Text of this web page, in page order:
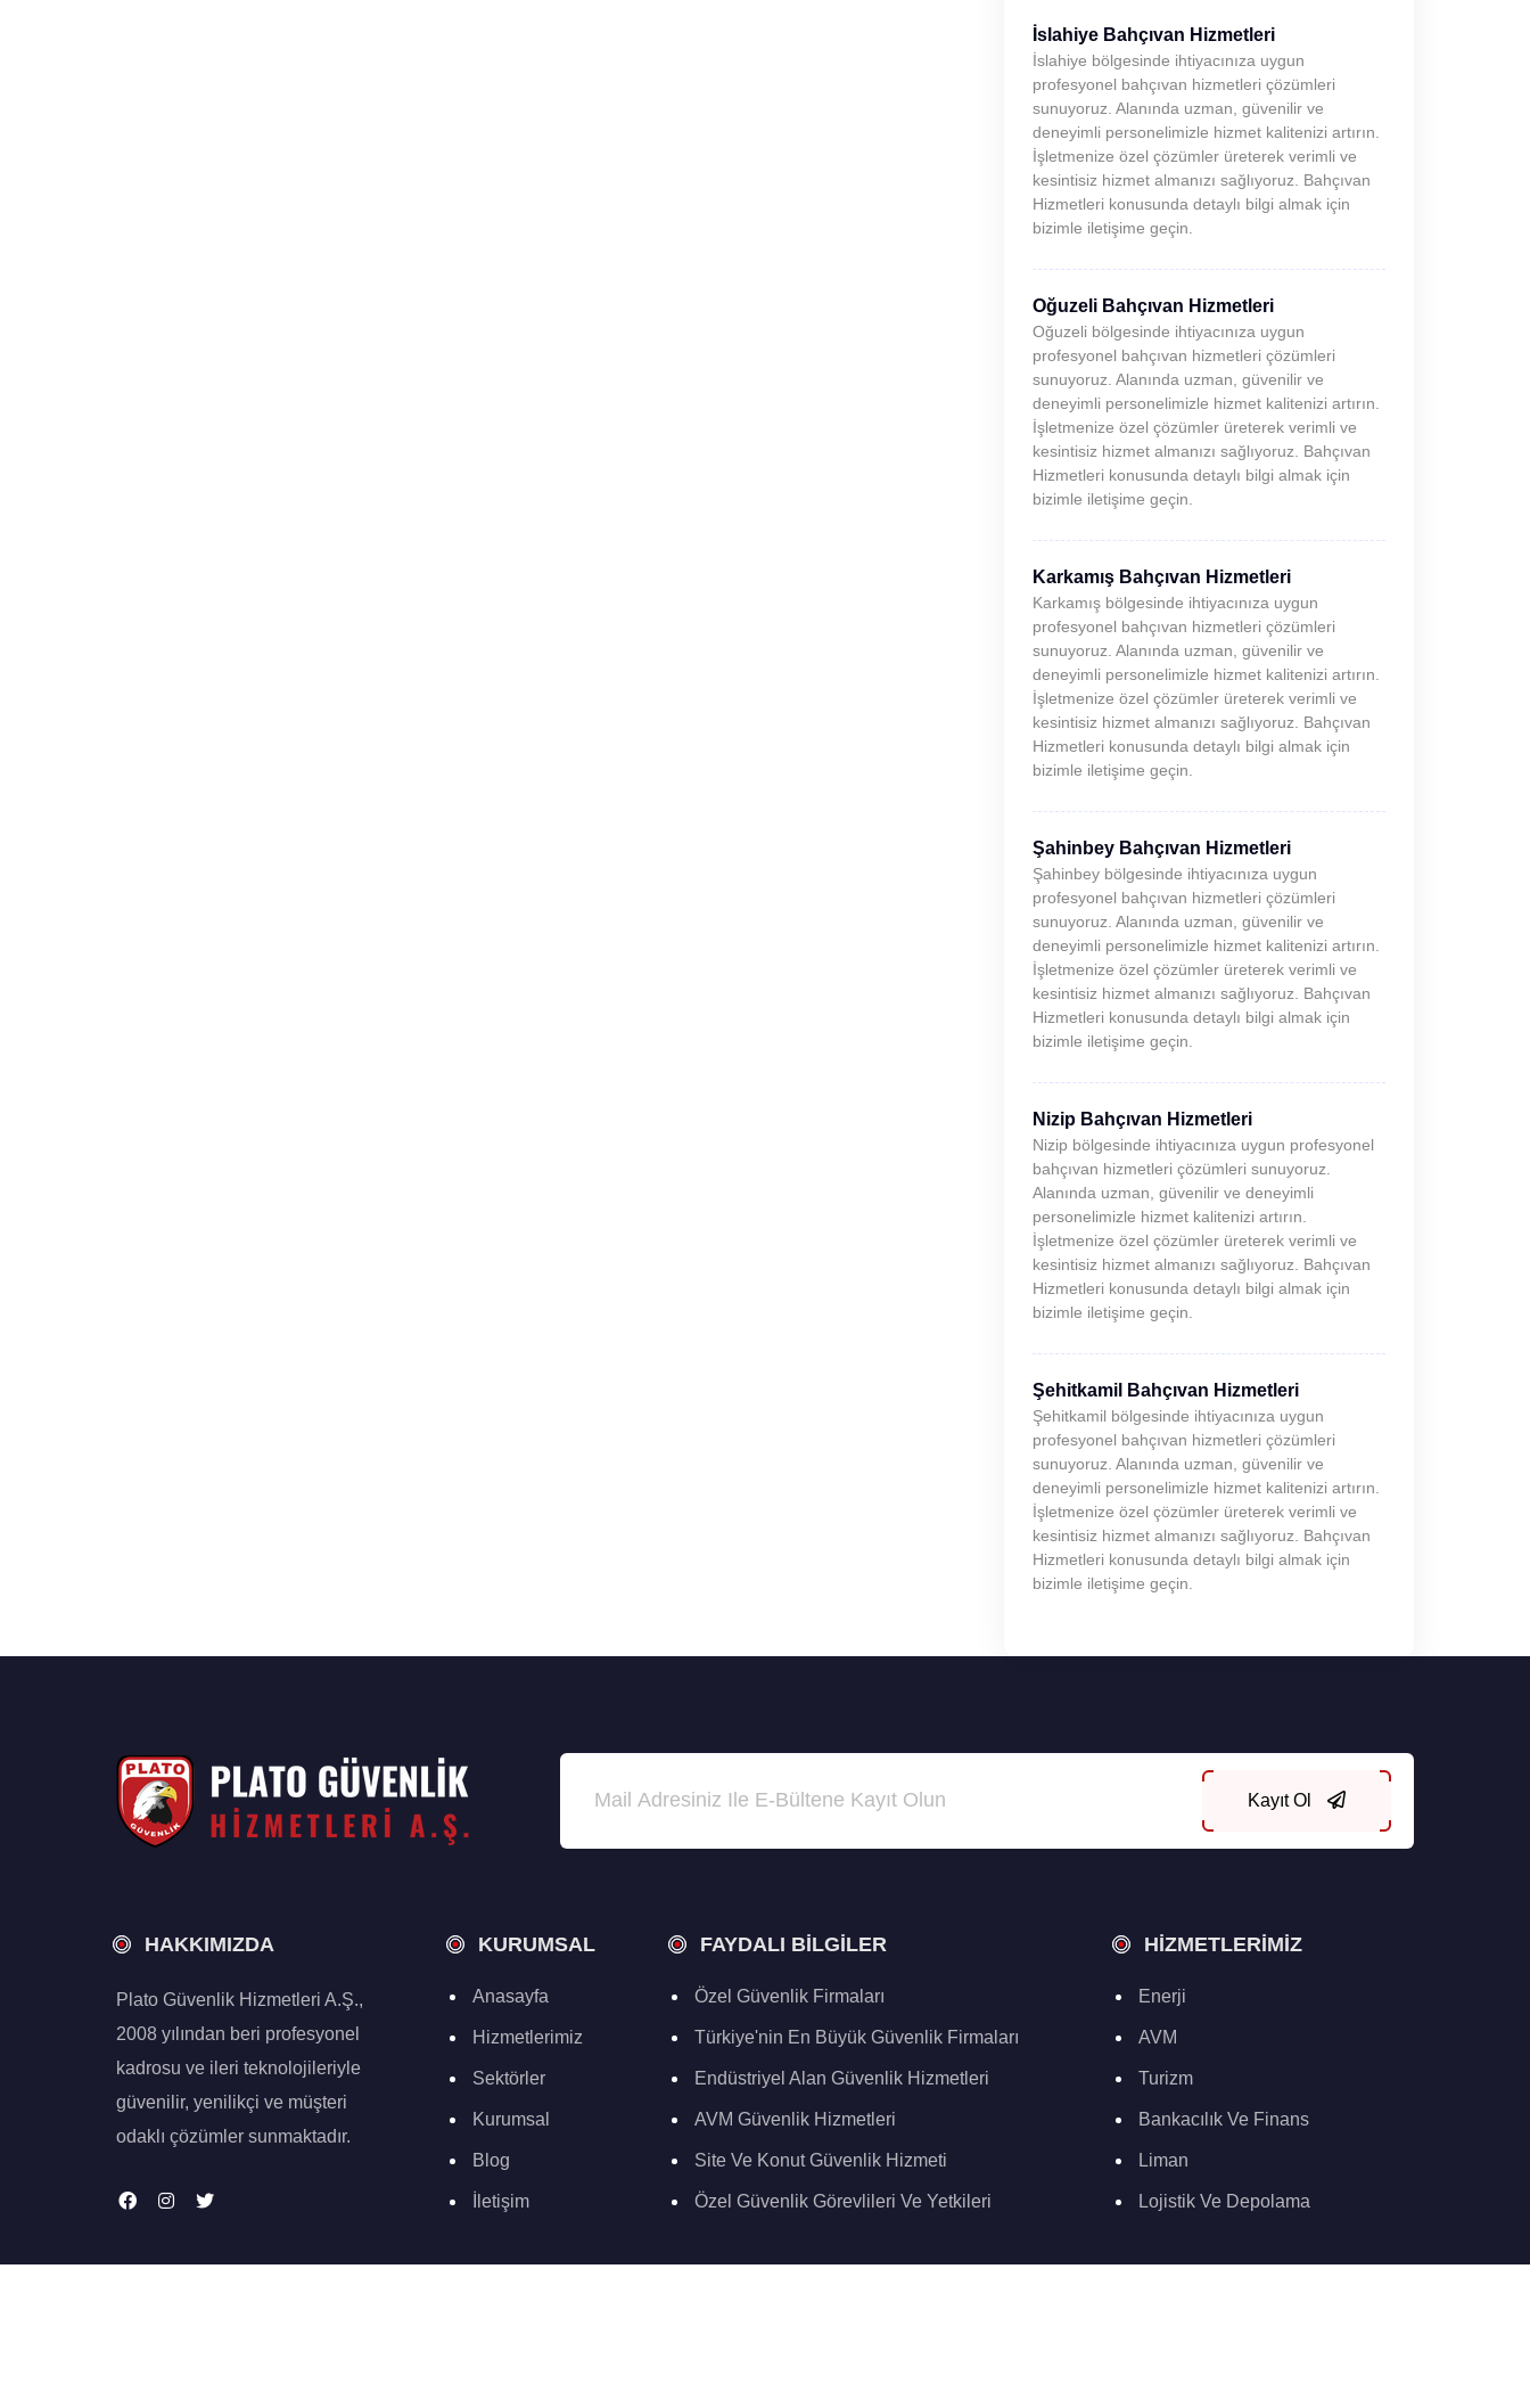
İslahiye Bahçıvan Hizmetleri
İslahiye bölgesinde ihtiyacınıza uygun
profesyonel bahçıvan hizmetleri çözümleri
sunuyoruz. Alanında uzman, güvenilir ve
deneyimli personelimizle hizmet kalitenizi artırın.
İşletmenize özel çözümler üreterek verimli ve
kesintisiz hizmet almanızı sağlıyoruz. Bahçıvan
Hizmetleri konusunda detaylı bilgi almak için
bizimle iletişime geçin.
Oğuzeli Bahçıvan Hizmetleri
Oğuzeli bölgesinde ihtiyacınıza uygun
profesyonel bahçıvan hizmetleri çözümleri
sunuyoruz. Alanında uzman, güvenilir ve
deneyimli personelimizle hizmet kalitenizi artırın.
İşletmenize özel çözümler üreterek verimli ve
kesintisiz hizmet almanızı sağlıyoruz. Bahçıvan
Hizmetleri konusunda detaylı bilgi almak için
bizimle iletişime geçin.
Karkamış Bahçıvan Hizmetleri
Karkamış bölgesinde ihtiyacınıza uygun
profesyonel bahçıvan hizmetleri çözümleri
sunuyoruz. Alanında uzman, güvenilir ve
deneyimli personelimizle hizmet kalitenizi artırın.
İşletmenize özel çözümler üreterek verimli ve
kesintisiz hizmet almanızı sağlıyoruz. Bahçıvan
Hizmetleri konusunda detaylı bilgi almak için
bizimle iletişime geçin.
Şahinbey Bahçıvan Hizmetleri
Şahinbey bölgesinde ihtiyacınıza uygun
profesyonel bahçıvan hizmetleri çözümleri
sunuyoruz. Alanında uzman, güvenilir ve
deneyimli personelimizle hizmet kalitenizi artırın.
İşletmenize özel çözümler üreterek verimli ve
kesintisiz hizmet almanızı sağlıyoruz. Bahçıvan
Hizmetleri konusunda detaylı bilgi almak için
bizimle iletişime geçin.
Nizip Bahçıvan Hizmetleri
Nizip bölgesinde ihtiyacınıza uygun profesyonel
bahçıvan hizmetleri çözümleri sunuyoruz.
Alanında uzman, güvenilir ve deneyimli
personelimizle hizmet kalitenizi artırın.
İşletmenize özel çözümler üreterek verimli ve
kesintisiz hizmet almanızı sağlıyoruz. Bahçıvan
Hizmetleri konusunda detaylı bilgi almak için
bizimle iletişime geçin.
Şehitkamil Bahçıvan Hizmetleri
Şehitkamil bölgesinde ihtiyacınıza uygun
profesyonel bahçıvan hizmetleri çözümleri
sunuyoruz. Alanında uzman, güvenilir ve
deneyimli personelimizle hizmet kalitenizi artırın.
İşletmenize özel çözümler üreterek verimli ve
kesintisiz hizmet almanızı sağlıyoruz. Bahçıvan
Hizmetleri konusunda detaylı bilgi almak için
bizimle iletişime geçin.
Kayıt Ol
HAKKIMIZDA
Plato Güvenlik Hizmetleri A.Ş.,
2008 yılından beri profesyonel
kadrosu ve ileri teknolojileriyle
güvenilir, yenilikçi ve müşteri
odaklı çözümler sunmaktadır.
KURUMSAL
Anasayfa
Hizmetlerimiz
Sektörler
Kurumsal
Blog
İletişim
FAYDALI BILGILER
Özel Güvenlik Firmaları
Türkiye'nin En Büyük Güvenlik Firmaları
Endüstriyel Alan Güvenlik Hizmetleri
AVM Güvenlik Hizmetleri
Site Ve Konut Güvenlik Hizmeti
Özel Güvenlik Görevlileri Ve Yetkileri
HIZMETLERIMIZ
Enerji
AVM
Turizm
Bankacılık Ve Finans
Liman
Lojistik Ve Depolama